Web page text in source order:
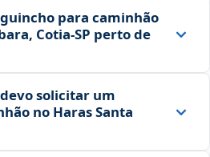
para caminhão
Cotia‑SP perto de
solicitar um
no Haras Santa